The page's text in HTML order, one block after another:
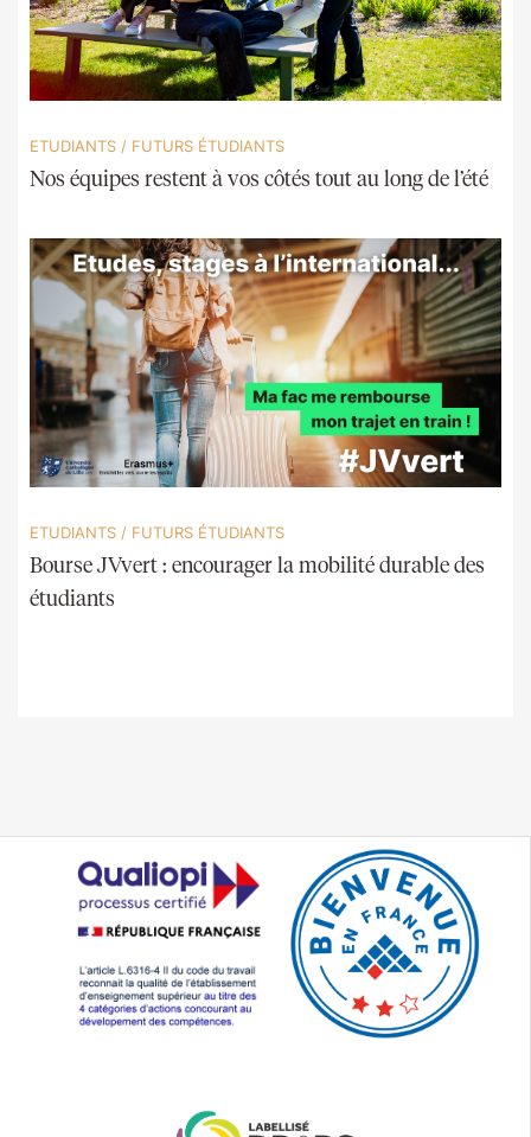
ETUDIANTS / FUTURS ÉTUDIANTS
Nos équipes restent à vos côtés tout au long de l’été
ETUDIANTS / FUTURS ÉTUDIANTS
Bourse JVvert : encourager la mobilité durable des
étudiants